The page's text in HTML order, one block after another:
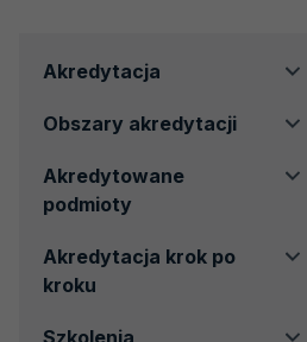
Menu
Akredytacja
Obszary akredytacji
Akredytowane
podmioty
Akredytacja krok po
kroku
Szkolenia